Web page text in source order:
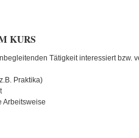
KURS
Tätigkeit interessiert bzw.
Praktika)
Arbeitsweise